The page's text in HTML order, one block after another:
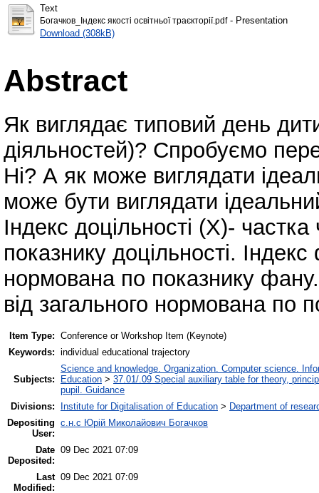
Text
Богачков_Індекс якості освітньої траєкторії.pdf- Presentation
Download (308kB)
Abstract
Як виглядає типовий день
діяльностей)? Спробуємо
Ні? А як може виглядати
може бути виглядати
Індекс доцільності (X)-
показнику доцільності.
нормована по показнику
від загального нормована по
Item Type: Conference or Workshop Item (Keynote)
Keywords: individual educational trajectory
Subjects:
Science and knowledge. Organization. Computer science.
Education > 37.01/.09 Special auxiliary table for theory,
pupil. Guidance
Divisions:
Institute for Digitalisation of Education > Department of
Depositing
User:
с.н.с Юрій Миколайович Богачков
Date
Deposited:
09 Dec 2021 07:09
Last
Modified:
09 Dec 2021 07:09